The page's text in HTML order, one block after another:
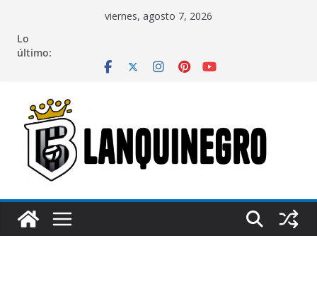
contenido
viernes, agosto 7, 2026
Lo
último: